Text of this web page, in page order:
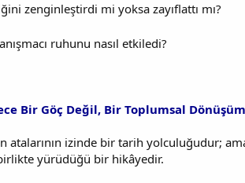
zenginleştirdi mi yoksa zayıflattı mı?
ruhunu nasıl etkiledi?
Bir Göç Değil, Bir Toplumsal Dönüşüm
atalarının izinde bir tarih yolculuğudur;
yürüdüğü bir hikâyedir.